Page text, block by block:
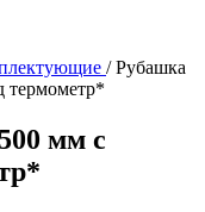
/ Рубашка
термометр*
мм с